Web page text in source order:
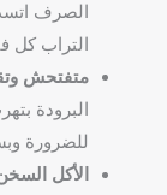
الصرف
التراب كل
متفتحش
البرودة
للضرورة
الأكل